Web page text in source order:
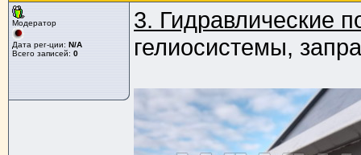
Модератор
Дата рег-ции: N/A
Всего записей: 0
3. Гидравлические
гелиосистемы,